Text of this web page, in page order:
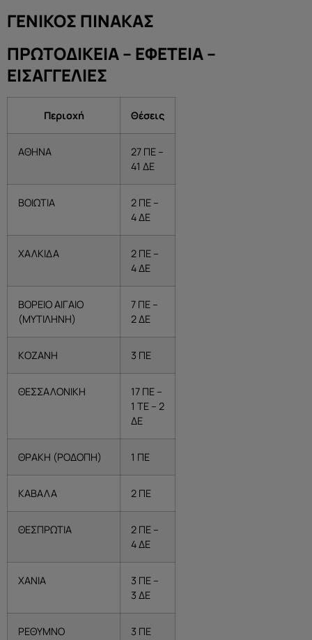
ΓΕΝΙΚΟΣ ΠΙΝΑΚΑΣ
ΠΡΩΤΟΔΙΚΕΙΑ – ΕΦΕΤΕΙΑ –
ΕΙΣΑΓΓΕΛΙΕΣ
Περιοχή Θέσεις
ΑΘΗΝΑ
27 ΠΕ –
41 ΔΕ
ΒΟΙΩΤΙΑ
2 ΠΕ –
4 ΔΕ
ΧΑΛΚΙΔΑ
2 ΠΕ –
4 ΔΕ
ΒΟΡΕΙΟ ΑΙΓΑΙΟ
(ΜΥΤΙΛΗΝΗ)
7 ΠΕ –
2 ΔΕ
ΚΟΖΑΝΗ 3 ΠΕ
ΘΕΣΣΑΛΟΝΙΚΗ
17 ΠΕ –
1 ΤΕ – 2
ΔΕ
ΘΡΑΚΗ (ΡΟΔΟΠΗ) 1 ΠΕ
ΚΑΒΑΛΑ 2 ΠΕ
ΘΕΣΠΡΩΤΙΑ
2 ΠΕ –
4 ΔΕ
ΧΑΝΙΑ
3 ΠΕ –
3 ΔΕ
ΡΕΘΥΜΝΟ 3 ΠΕ